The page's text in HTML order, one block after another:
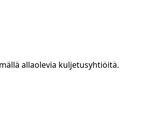
allaolevia kuljetusyhtiöitä.